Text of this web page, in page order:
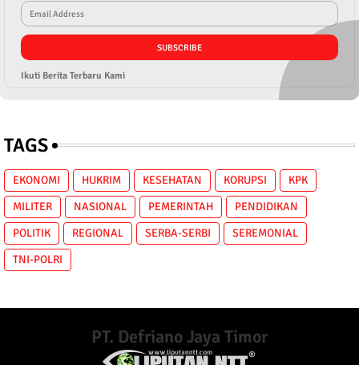
Ikuti Berita Terbaru Kami
TAGS
EKONOMI HUKRIM KESEHATAN KORUPSI
KPK
MILITER
NASIONAL PEMERINTAH
PENDIDIKAN
POLITIK
REGIONAL SERBA-SERBI
SEREMONIAL
TNI-POLRI
PT. Defriano Jaya Timor